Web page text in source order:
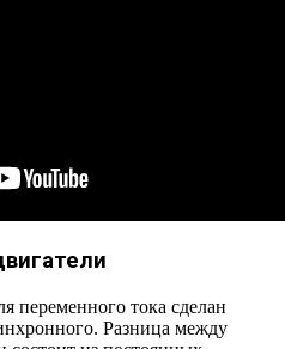
переменного тока сделан
Разница между